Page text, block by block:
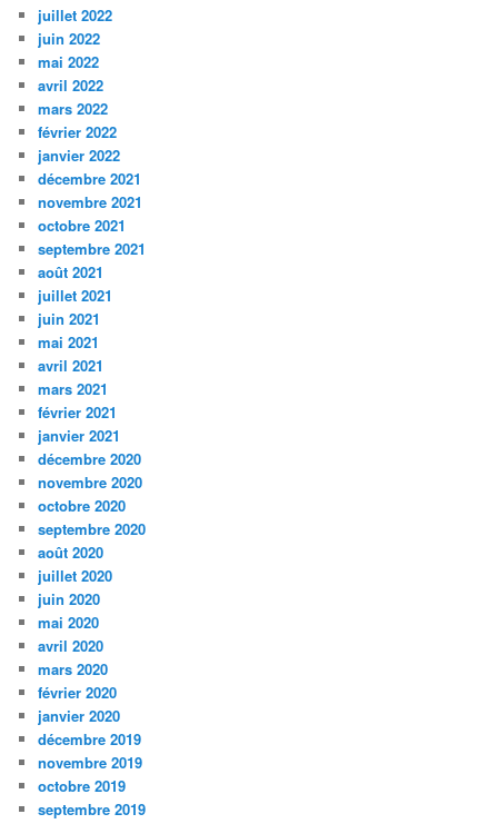
juillet 2022
juin 2022
mai 2022
avril 2022
mars 2022
février 2022
janvier 2022
décembre 2021
novembre 2021
octobre 2021
septembre 2021
août 2021
juillet 2021
juin 2021
mai 2021
avril 2021
mars 2021
février 2021
janvier 2021
décembre 2020
novembre 2020
octobre 2020
septembre 2020
août 2020
juillet 2020
juin 2020
mai 2020
avril 2020
mars 2020
février 2020
janvier 2020
décembre 2019
novembre 2019
octobre 2019
septembre 2019